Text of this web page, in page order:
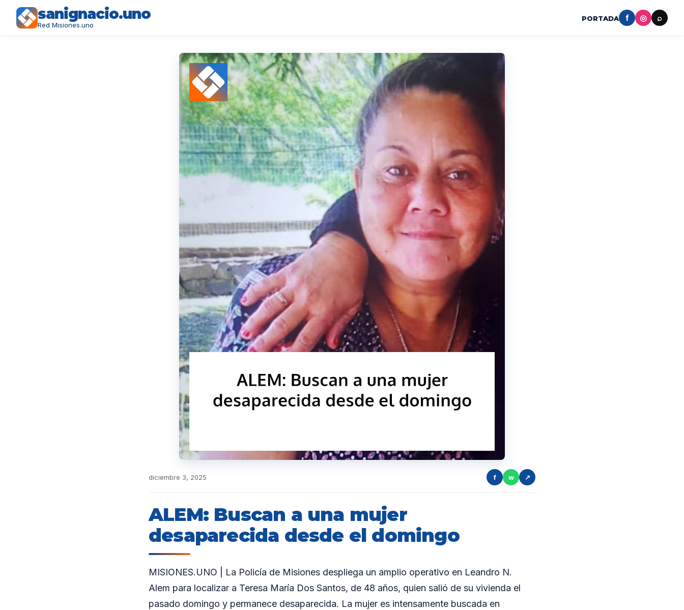
sanignacio.uno
Red Misiones.uno
PORTADA f ◎ ⌕
diciembre 3, 2025 f w ↗
ALEM: Buscan a una mujer
desaparecida desde el domingo
MISIONES.UNO | La Policía de Misiones despliega un amplio operativo en Leandro N.
Alem para localizar a Teresa María Dos Santos, de 48 años, quien salió de su vivienda el
pasado domingo y permanece desaparecida. La mujer es intensamente buscada en